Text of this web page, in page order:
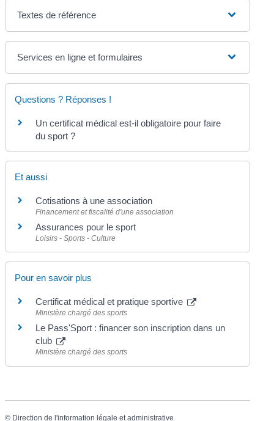
Textes de référence
Services en ligne et formulaires
Questions ? Réponses !
Un certificat médical est-il obligatoire pour faire
du sport ?
Et aussi
Cotisations à une association
Financement et fiscalité d'une association
Assurances pour le sport
Loisirs - Sports - Culture
Pour en savoir plus
Certificat médical et pratique sportive
Ministère chargé des sports
Le Pass'Sport : financer son inscription dans un
club
Ministère chargé des sports
© Direction de l'information légale et administrative